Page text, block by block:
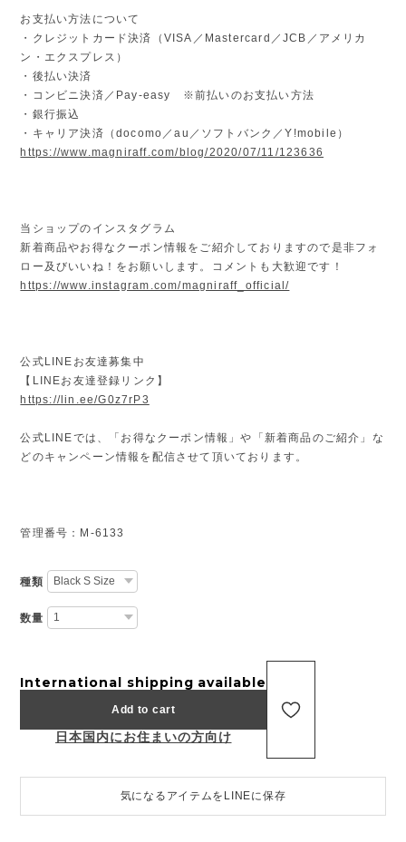
お支払い方法について
・クレジットカード決済（VISA／Mastercard／JCB／アメリカ
ン・エクスプレス）
・後払い決済
・コンビニ決済／Pay-easy ※前払いのお支払い方法
・銀行振込
・キャリア決済（docomo／au／ソフトバンク／Y!mobile）
https://www.magniraff.com/blog/2020/07/11/123636
当ショップのインスタグラム
新着商品やお得なクーポン情報をご紹介しておりますので是非フォ
ロー及びいいね！をお願いします。コメントも大歓迎です！
https://www.instagram.com/magniraff_official/
公式LINEお友達募集中
【LINEお友達登録リンク】
https://lin.ee/G0z7rP3
公式LINEでは、「お得なクーポン情報」や「新着商品のご紹介」な
どのキャンペーン情報を配信させて頂いております。
管理番号：M-6133
種類
数量
International shipping available
Add to cart
日本国内にお住まいの方向け
気になるアイテムをLINEに保存